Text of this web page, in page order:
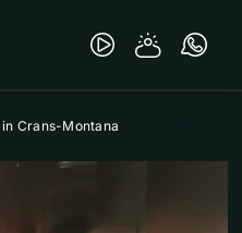
Crans-Montana